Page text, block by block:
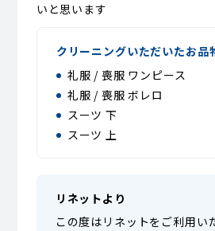
いと思います
クリーニングいただいたお品
礼服 / 喪服 ワンピース
礼服 / 喪服 ボレロ
スーツ 下
スーツ 上
リネットより
この度はリネットをご利用い